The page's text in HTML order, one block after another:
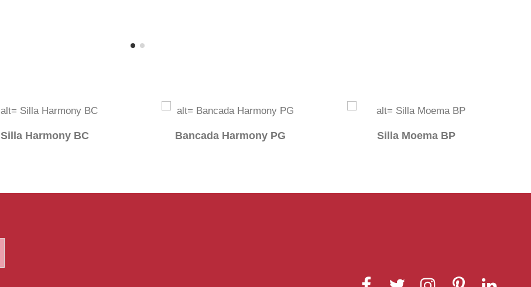
Silla Harmony BC Bancada Harmony PG Silla Moema BP